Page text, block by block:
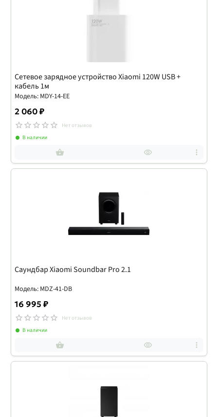
Сетевое зарядное устройство Xiaomi 120W USB +
кабель 1м
Модель: MDY-14-EE
2 060 ₽
Нет отзывов
В наличии
Саундбар Xiaomi Soundbar Pro 2.1
Модель: MDZ-41-DB
16 995 ₽
Нет отзывов
В наличии